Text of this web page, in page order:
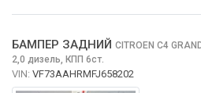
БАМПЕР ЗАДНИЙ CITROEN C4
2,0 дизель, КПП 6ст.
VIN: VF73AAHRMFJ658202